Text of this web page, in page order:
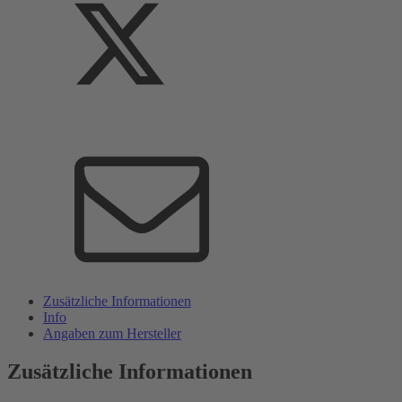
Zusätzliche Informationen
Info
Angaben zum Hersteller
Zusätzliche Informationen